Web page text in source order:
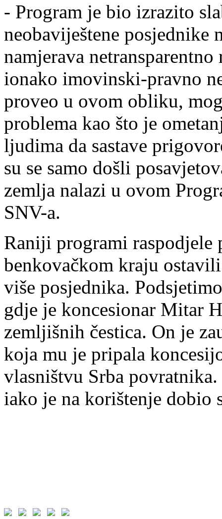
- Program je bio izrazito
neobaviještene posjednike
namjerava
ionako imovinski-pravno
proveo u ovom obliku,
problema kao što je
ljudima da sastave
su se samo došli
zemlja nalazi u ovom
SNV-a.
Raniji programi
benkovačkom kraju
više posjednika.
gdje je koncesionar Mitar
zemljišnih čestica. On je
koja mu je pripala
vlasništvu Srba
iako je na korištenje dobio